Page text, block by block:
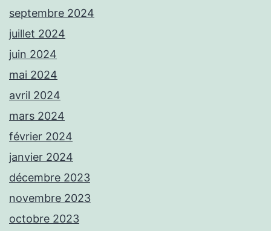
septembre 2024
juillet 2024
juin 2024
mai 2024
avril 2024
mars 2024
février 2024
janvier 2024
décembre 2023
novembre 2023
octobre 2023